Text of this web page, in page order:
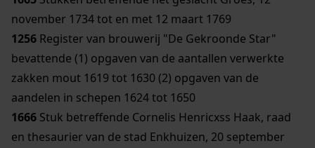
november 1734 tot en met 12 maart 1769
1256 Register van brouwerij "De Gekroonde Star"
bevattende (1) opgaven van de aantallen verwerkte
zakken mout 1619 tot 1630 (2) opgaven van de
aandelen in schepen 1624 tot 1650
1666 Stuk betreffende Cornelis Henricxss Haak, raad
en thesaurier van de stad Enkhuizen, 20 september